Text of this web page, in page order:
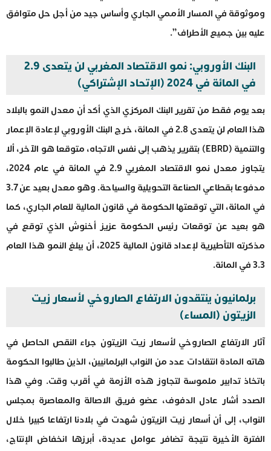
وموثوقة في المسار الأممي الجاري وأساس جيد من أجل حل متوافق
عليه بين جميع الأطراف”.
البنك الأوروبي: نمو الاقتصاد المغربي لن يتعدى 2.9
في المائة في 2024 (الإتحاد الإشتراكي)
بعد يوم فقط من تقرير البنك المركزي الذي أكد أن معدل النمو بالبلاد
هذا العام لن يتعدى 2.8 في المائة، خرج البنك الأوروبي لإعادة الإعمار
والتنمية (EBRD) بتقرير يذهب إلى نفس الاتجاه، متوقعا هو الآخر، ألا
يتجاوز معدل نمو الاقتصاد المغربي 2.9 في المائة في عام 2024،
مدفوعا بقطاعي الصناعة التحويلية والسياحة. وهو معدل بعيد عن 3.7
في المائة، التي توقعتها الحكومة في قانون المالية للعام الجاري، كما
هو بعيد عن توقعات رئيس الحكومة عزيز أخنوش الذي توقع في
مذكرته التأطيرية لإعداد قانون المالية 2025، أن يبلغ النمو هذا العام
3.3 في المائة.
برلمانيون ينتقدون الارتفاع الصاروخي لأسعار زيت
الزيتون (المساء)
آثار الارتفاع الصاروخي لأسعار زيت الزيتون جراء النقص الحاصل في
هاته المادة انتقادات عدد من النواب البرلمانيين، الذين طالبوا الحكومة
باتخاذ تدابير ملموسة لتجاوز هذه الأزمة في أقرب وقت. وفي هذا
الصدد أشار عادل الدفوف، عضو فريق الاصالة والمعاصرة بمجلس
النواب، إلى أن أسعار زيت الزيتون شهدت في بلادنا ارتفاعا كبيرا خلال
الفترة الأخيرة نتيجة تضافر عوامل عديدة، أبرزها انخفاض الإنتاج،